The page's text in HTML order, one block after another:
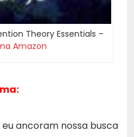
Theory Essentials –
Amazon
ancoram nossa busca